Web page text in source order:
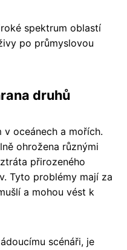
spektrum oblastí
po průmyslovou
druhů
v oceánech a mořích.
ohrožena různými
přirozeného
Tyto problémy mají za
a mohou vést k
scénáři, je